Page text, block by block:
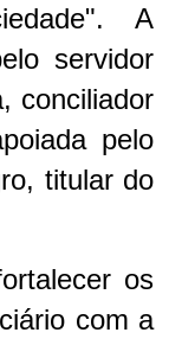
A
servidor
conciliador
pelo
titular do
os
com a